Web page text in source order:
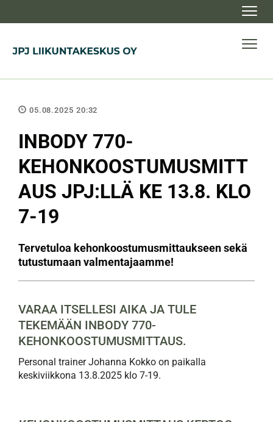
05.08.2025 20:32
INBODY 770-
KEHONKOOSTUMUSMITT
AUS JPJ:LLÄ KE 13.8. KLO
7-19
Tervetuloa kehonkoostumusmittaukseen sekä
tutustumaan valmentajaamme!
VARAA ITSELLESI AIKA JA TULE
TEKEMÄÄN INBODY 770-
KEHONKOOSTUMUSMITTAUS.
Personal trainer Johanna Kokko on paikalla
keskiviikkona 13.8.2025 klo 7-19.